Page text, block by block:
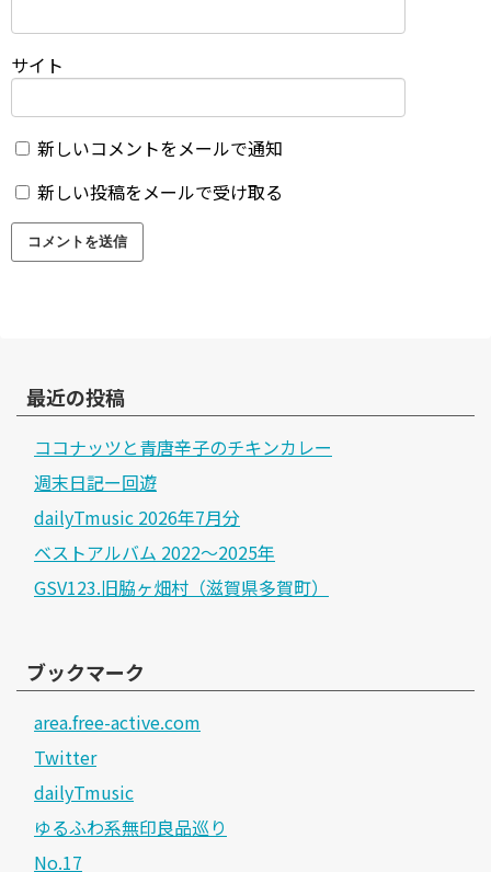
サイト
新しいコメントをメールで通知
新しい投稿をメールで受け取る
最近の投稿
ココナッツと青唐辛子のチキンカレー
週末日記ー回遊
dailyTmusic 2026年7月分
ベストアルバム 2022～2025年
GSV123.旧脇ヶ畑村（滋賀県多賀町）
ブックマーク
area.free-active.com
Twitter
dailyTmusic
ゆるふわ系無印良品巡り
No.17